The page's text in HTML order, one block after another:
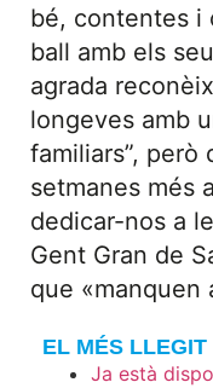
bé, contentes i
ball amb els
agrada
longeves amb
familiars”, però
setmanes més
dedicar-nos a
Gent Gran de
que «manquen
EL MÉS LLEGIT
Ja està